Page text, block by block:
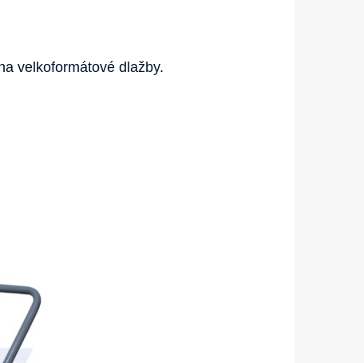
velkoformátové dlažby.